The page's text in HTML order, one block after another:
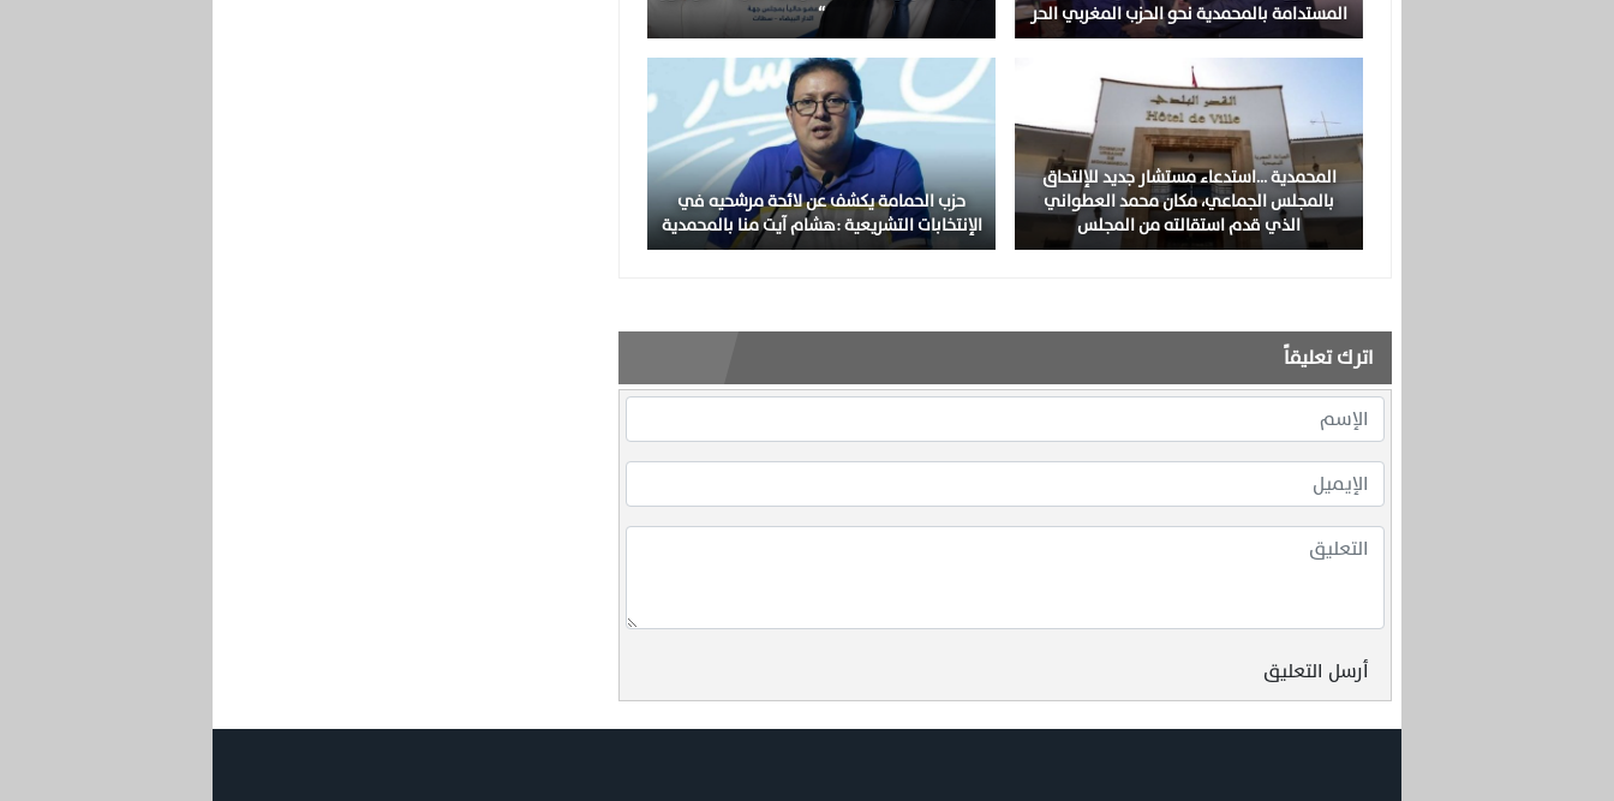
المستدامة بالمحمدية نحو الحزب المغربي الحر
“
المحمدية …استدعاء مستشار جديد للإلتحاق
بالمجلس الجماعي، مكان محمد العطواني
الذي قدم استقالته من المجلس
حزب الحمامة يكشف عن لائحة مرشحيه في
الإنتخابات التشريعية :هشام آيت منا بالمحمدية
اترك تعليقاً
أرسل التعليق